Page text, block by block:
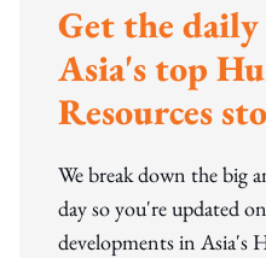
Get the
Asia's top
Resources
We break down the big
day so you're updated
developments in Asia's